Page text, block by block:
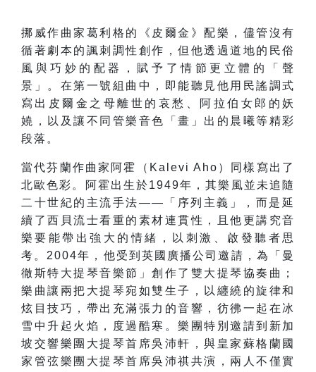
挪威作曲家葛利格的《皮爾金》配樂，儘管沒有
循著劇本的諷刺調性創作，但他透過道地的民俗
風與巧妙的配器，賦予了情節更立體的「聲
景」。在第一號組曲中，即能聽見他用民謠調式
寫出皮爾金之母離世的哀愁、阿拉伯女郎的妖
嬈，以及讓不同管樂音色「畫」出的晨曦等精彩
段落。
當代芬蘭作曲家阿霍（Kalevi Aho）同樣寫出了
北歐色彩。阿霍出生於1949年，其樂風並未追隨
二十世紀的主流手法——「序列主義」，而是延
續了西貝流士看重的素材連貫性，且他更講究音
樂要能帶出強大的情緒，以刺激、啟發聽者思
考。2004年，他受到英國廣播公司邀請，為「曼
徹斯特大提琴音樂節」創作了雙大提琴協奏曲；
樂曲讓兩把大提琴宛如雙生子，以纏繞的旋律和
炫目技巧，帶出充滿張力的音響，彷彿一起在冰
雪中升起火焰，度過酷寒。樂團特別邀請到新加
坡交響樂團大提琴首席吳沛軒，與皇家蘇格蘭國
家管弦樂團大提琴首席吳沛祺共演，兩人不僅實